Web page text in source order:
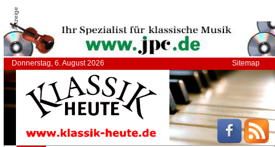
Anzeige
Donnerstag, 6. August 2026 Sitemap